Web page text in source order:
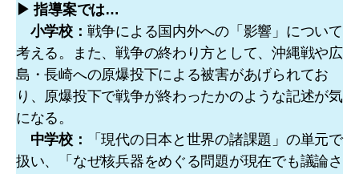
▶ 指導案では…
小学校： 戦争による国内外への「影響」について
考える。また、戦争の終わり方として、沖縄戦や広
島・長崎への原爆投下による被害があげられてお
り、原爆投下で戦争が終わったかのような記述が気
になる。
中学校：
「現代の日本と世界の諸課題」の単元で
扱い、「なぜ核兵器をめぐる問題が現在でも議論さ